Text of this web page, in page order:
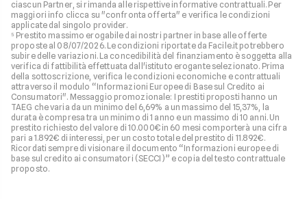
ciascun Partner, si rimanda alle rispettive informative contrattuali. Per
maggiori info clicca su "confronta offerta" e verifica le condizioni
applicate dal singolo provider.
⁵ Prestito massimo erogabile dai nostri partner in base alle offerte
proposte al 08/07/2026. Le condizioni riportate da Facile.it potrebbero
subire delle variazioni. La concedibilità del finanziamento è soggetta alla
verifica di fattibilità effettuata dall'istituto erogante selezionato. Prima
della sottoscrizione, verifica le condizioni economiche e contrattuali
attraverso il modulo “Informazioni Europee di Base sul Credito ai
Consumatori". Messaggio promozionale: I prestiti proposti hanno un
TAEG che varia da un minimo del 6,69% a un massimo del 15,37%, la
durata è compresa tra un minimo di 1 anno e un massimo di 10 anni. Un
prestito richiesto del valore di 10.000€ in 60 mesi comporterà una cifra
pari a 1.892€ di interessi, per un costo totale del prestito di 11.892€.
Ricordati sempre di visionare il documento “Informazioni europee di
base sul credito ai consumatori (SECCI)” e copia del testo contrattuale
proposto.